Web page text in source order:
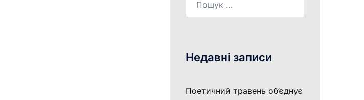
Недавні записи
Поетичний травень об’єднує